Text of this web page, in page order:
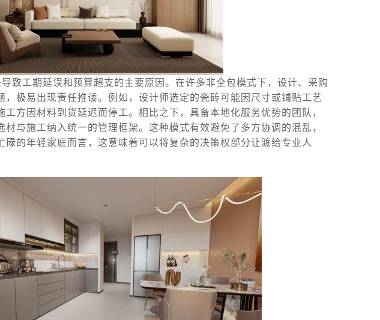
致工期延误和预算超支的主要原因。在许多非全包模式下，设计、采购
，极易出现责任推诿。例如，设计师选定的瓷砖可能因尺寸或铺贴工艺
方因材料到货延迟而停工。相比之下，具备本地化服务优势的团队，
与施工纳入统一的管理框架。这种模式有效避免了多方协调的混乱，
的年轻家庭而言，这意味着可以将复杂的决策权部分让渡给专业人